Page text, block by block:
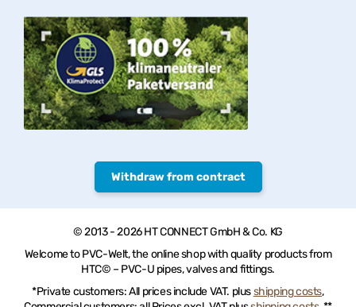
Withdraw from contract
© 2013 - 2026 HT CONNECT GmbH & Co. KG
Welcome to PVC-Welt, the online shop with quality products from
HTC© – PVC-U pipes, valves and fittings.
*Private customers: All prices include VAT. plusshipping costs,